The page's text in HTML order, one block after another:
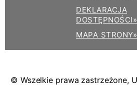
DEKLARACJA
DOSTĘPNOŚCI»
MAPA STRONY»
© Wszelkie prawa zastrzeżone,